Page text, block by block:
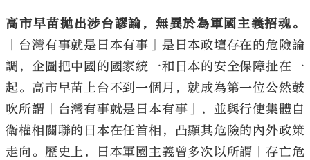
高市早苗拋出涉台謬論，無異於為軍國主義招魂。
「台灣有事就是日本有事」是日本政壇存在的危險論
調，企圖把中國的國家統一和日本的安全保障扯在一
起。高市早苗上台不到一個月，就成為第一位公然鼓
吹所謂「台灣有事就是日本有事」，並與行使集體自
衛權相關聯的日本在任首相，凸顯其危險的內外政策
走向。歷史上，日本軍國主義曾多次以所謂「存亡危